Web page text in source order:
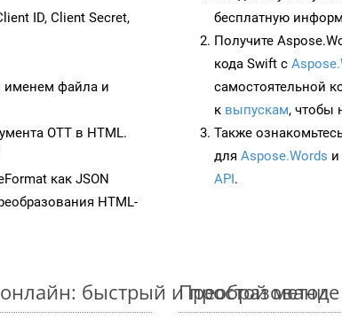
ID, Client Secret,
файла и
OTT в HTML.
как JSON
HTML-
бесплатную
Получите
кода Swift с
самостоятельной
к выпускам, чтобы
Также
для Aspose.Words и
API.
быстрый и простой метод